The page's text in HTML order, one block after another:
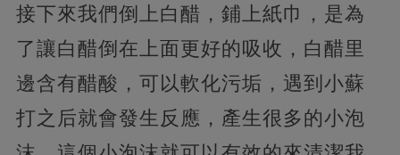
接下來我們倒上白醋，鋪上紙巾，是為
了讓白醋倒在上面更好的吸收，白醋里
邊含有醋酸，可以軟化污垢，遇到小蘇
打之后就會發生反應，產生很多的小泡